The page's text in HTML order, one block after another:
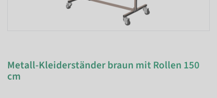
Metall-Kleiderständer braun mit Rollen 150
cm